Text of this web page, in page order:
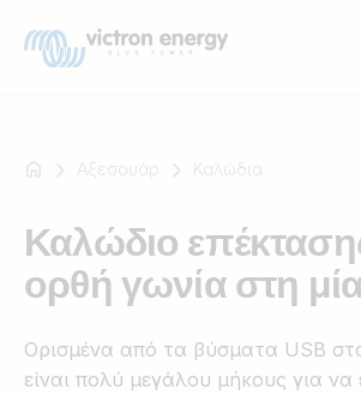
παράδειγμα
SmartSolar
Multiplus-
Αξεσουάρ Καλώδια
Καλώδιο
ορθή γωνία στη
Ορισμένα από τα βύσματα USB
είναι πολύ μεγάλου μήκους για